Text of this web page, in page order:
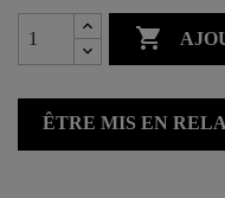

ÊTRE MIS EN